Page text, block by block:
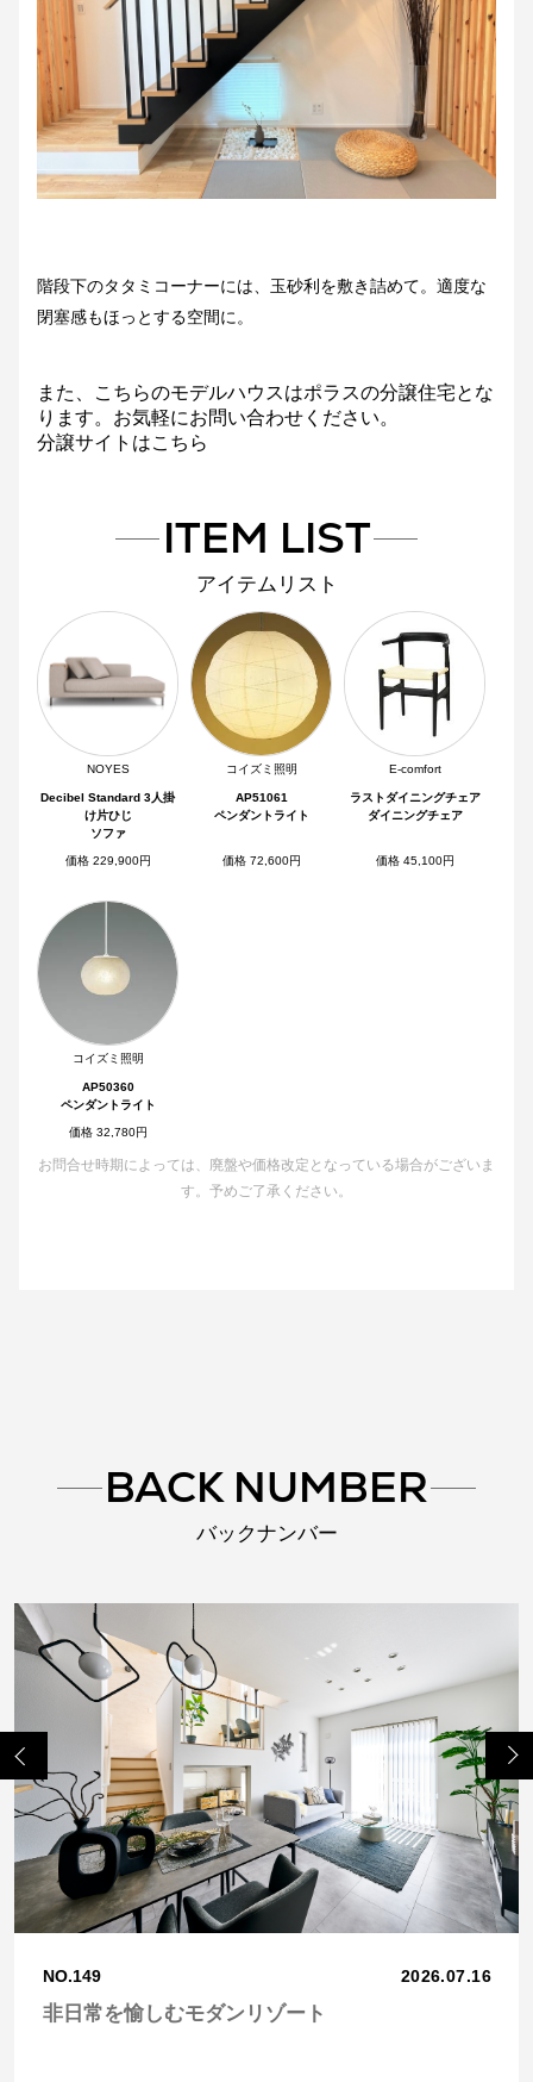
階段下のタタミコーナーには、玉砂利を敷き詰めて。適度な
閉塞感もほっとする空間に。
また、こちらのモデルハウスはポラスの分譲住宅とな
ります。お気軽にお問い合わせください。
分譲サイトはこちら
ITEM LIST
アイテムリスト
NOYES
Decibel Standard 3人掛
け片ひじ
ソファ
価格 229,900円
コイズミ照明
AP51061
ペンダントライト
価格 72,600円
E-comfort
ラストダイニングチェア
ダイニングチェア
価格 45,100円
コイズミ照明
AP50360
ペンダントライト
価格 32,780円
お問合せ時期によっては、廃盤や価格改定となっている場合がございま
す。予めご了承ください。
BACK NUMBER
バックナンバー
Previo
us
NO.149 2026.07.16
非日常を愉しむモダンリゾート
Next